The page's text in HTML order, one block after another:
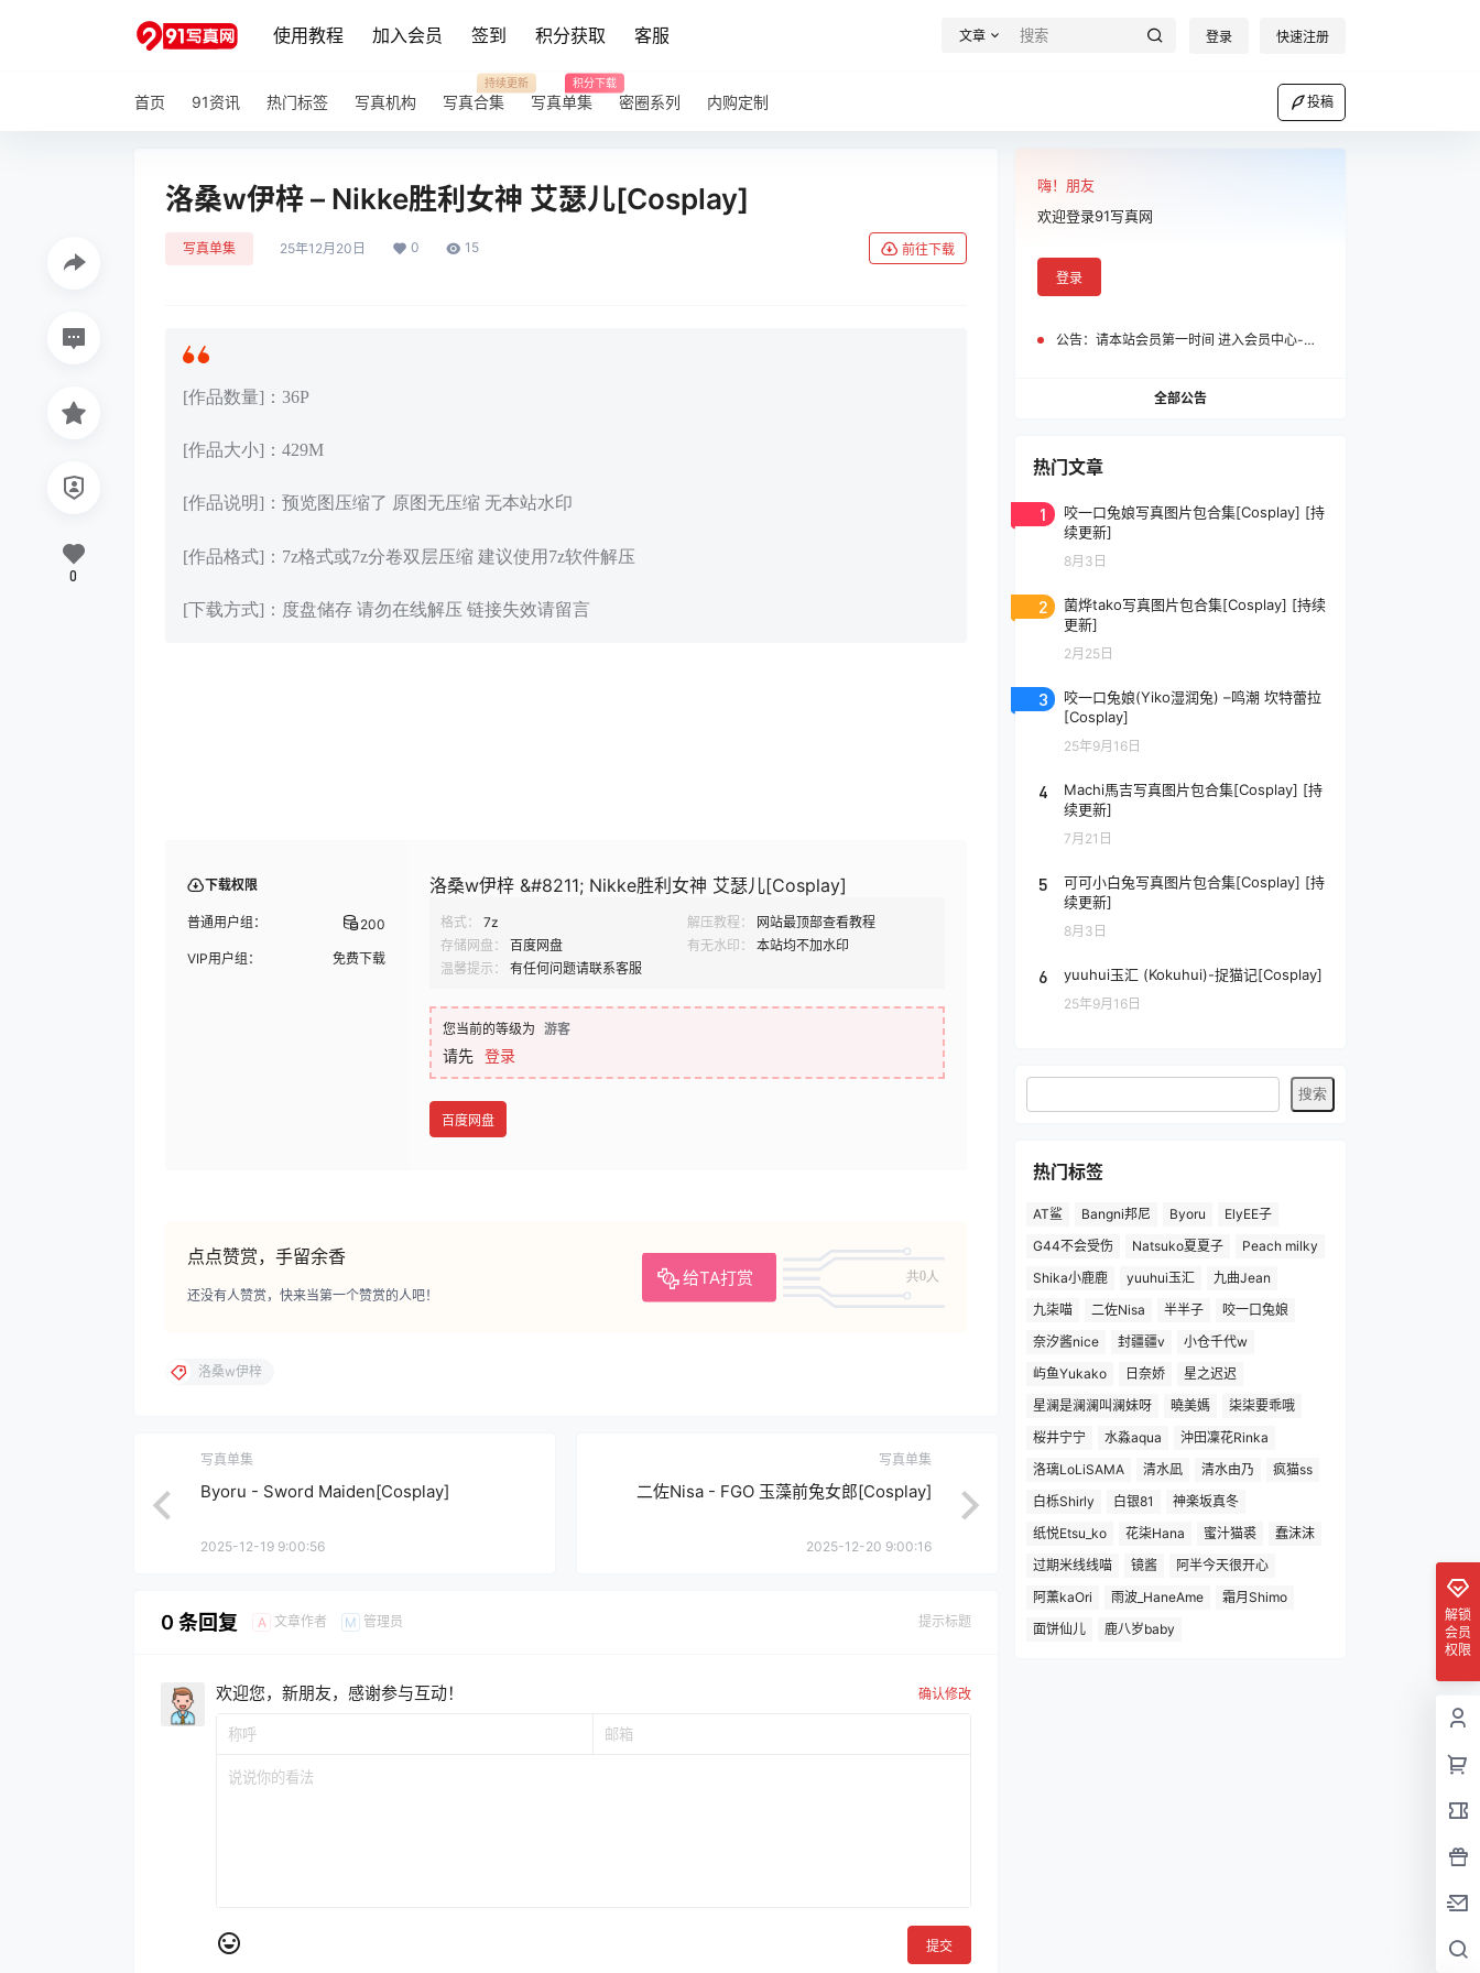
使用教程 加入会员 签到 积分获取 客服 文章 登录 快速注册
首页 91资讯 热门标签 写真机构 写真合集
持续更新
写真单集
积分下载
密圈系列 内购定制 投稿
洛桑w伊梓 – Nikke胜利女神 艾瑟儿[Cosplay]
写真单集 25年12月20日 0 15 前往下载
[作品数量]：36P
[作品大小]：429M
[作品说明]：预览图压缩了 原图无压缩 无本站水印
[作品格式]：7z格式或7z分卷双层压缩 建议使用7z软件解压
[下载方式]：度盘储存 请勿在线解压 链接失效请留言
下载权限
普通用户组： 200
VIP用户组： 免费下载
洛桑w伊梓 &#8211; Nikke胜利女神 艾瑟儿[Cosplay]
格式： 7z 解压教程：
网站最顶部查看教程
存储网盘：
百度网盘 有无水印：
本站均不加水印
温馨提示：
有任何问题请联系客服
您当前的等级为 游客
请先 登录
百度网盘
点点赞赏，手留余香
给TA打赏 共0人
还没有人赞赏，快来当第一个赞赏的人吧！
0
洛桑w伊梓
写真单集
Byoru - Sword Maiden[Cosplay]
2025-12-19 9:00:56
写真单集
二佐Nisa - FGO 玉藻前兔女郎[Cosplay]
2025-12-20 9:00:16
0 条回复 A 文章作者 M 管理员 提示标题
欢迎您，新朋友，感谢参与互动！ 确认修改
提交
嗨！朋友
欢迎登录91写真网
登录
公告： 请本站会员第一时间 进入会员中心-我的设置中为您的账号绑定邮箱!
全部公告
热门文章
1
咬一口兔娘写真图片包合集[Cosplay] [持
续更新]
8月3日
2
菌烨tako写真图片包合集[Cosplay] [持续
更新]
2月25日
3
咬一口兔娘(Yiko湿润兔) –鸣潮 坎特蕾拉
[Cosplay]
25年9月16日
4
Machi馬吉写真图片包合集[Cosplay] [持
续更新]
7月21日
5
可可小白兔写真图片包合集[Cosplay] [持
续更新]
8月3日
6 yuuhui玉汇 (Kokuhui)-捉猫记[Cosplay]
25年9月16日
热门标签
AT鲨 Bangni邦尼 Byoru
ElyEE子
G44不会受伤
Natsuko夏夏子
Peach milky
Shika小鹿鹿
yuuhui玉汇
九曲Jean
九柒喵
二佐Nisa 半半子
咬一口兔娘
奈汐酱nice
封疆疆v
小仓千代w
屿鱼Yukako
日奈娇
星之迟迟
星澜是澜澜叫澜妹呀
曉美媽
柒柒要乖哦
桜井宁宁
水淼aqua
沖田凜花Rinka
洛璃LoLiSAMA
清水凪 清水由乃
疯猫ss
白栎Shirly
白银81
神楽坂真冬
纸悦Etsu_ko
花柒Hana 蜜汁猫裘
蠢沫沫
过期米线线喵
镜酱
阿半今天很开心
阿薰kaOri
雨波_HaneAme
霜月Shimo
面饼仙儿
鹿八岁baby
解锁
会员
权限